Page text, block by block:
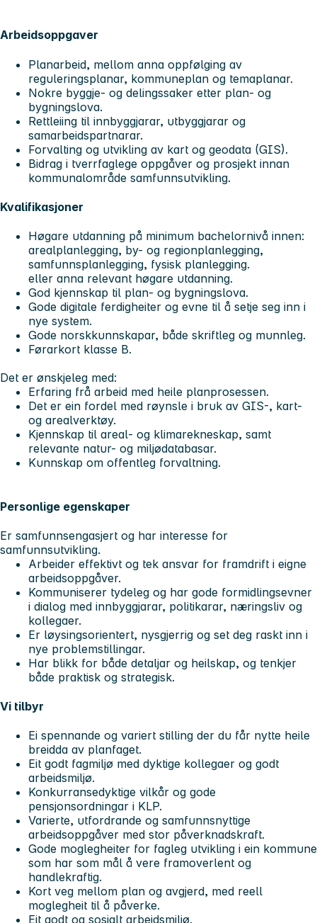
Arbeidsoppgaver
Planarbeid, mellom anna oppfølging av
reguleringsplanar, kommuneplan og temaplanar.
Nokre byggje- og delingssaker etter plan- og
bygningslova.
Rettleiing til innbyggjarar, utbyggjarar og
samarbeidspartnarar.
Forvalting og utvikling av kart og geodata (GIS).
Bidrag i tverrfaglege oppgåver og prosjekt innan
kommunalområde samfunnsutvikling.
Kvalifikasjoner
Høgare utdanning på minimum bachelornivå innen:
arealplanlegging, by- og regionplanlegging,
samfunnsplanlegging, fysisk planlegging.
eller anna relevant høgare utdanning.
God kjennskap til plan- og bygningslova.
Gode digitale ferdigheiter og evne til å setje seg inn i
nye system.
Gode norskkunnskapar, både skriftleg og munnleg.
Førarkort klasse B.
Det er ønskjeleg med:
Erfaring frå arbeid med heile planprosessen.
Det er ein fordel med røynsle i bruk av GIS-, kart-
og arealverktøy.
Kjennskap til areal- og klimarekneskap, samt
relevante natur- og miljødatabasar.
Kunnskap om offentleg forvaltning.
Personlige egenskaper
Er samfunnsengasjert og har interesse for
samfunnsutvikling.
Arbeider effektivt og tek ansvar for framdrift i eigne
arbeidsoppgåver.
Kommuniserer tydeleg og har gode formidlingsevner
i dialog med innbyggjarar, politikarar, næringsliv og
kollegaer.
Er løysingsorientert, nysgjerrig og set deg raskt inn i
nye problemstillingar.
Har blikk for både detaljar og heilskap, og tenkjer
både praktisk og strategisk.
Vi tilbyr
Ei spennande og variert stilling der du får nytte heile
breidda av planfaget.
Eit godt fagmiljø med dyktige kollegaer og godt
arbeidsmiljø.
Konkurransedyktige vilkår og gode
pensjonsordningar i KLP.
Varierte, utfordrande og samfunnsnyttige
arbeidsoppgåver med stor påverknadskraft.
Gode moglegheiter for fagleg utvikling i ein kommune
som har som mål å vere framoverlent og
handlekraftig.
Kort veg mellom plan og avgjerd, med reell
moglegheit til å påverke.
Eit godt og sosialt arbeidsmiljø.